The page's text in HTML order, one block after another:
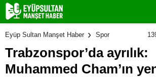
Eyüp Sultan Manşet Haber Spor
Trabzonspor’da ayrılık:
Muhammed Cham’ın